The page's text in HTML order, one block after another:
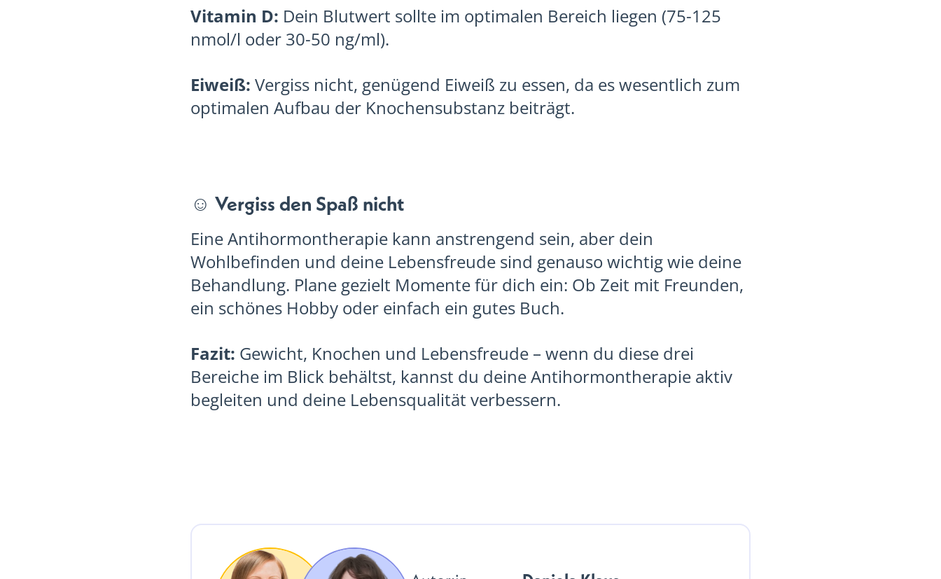
Vitamin D: Dein Blutwert sollte im optimalen Bereich liegen (75-125
nmol/l oder 30-50 ng/ml).
Eiweiß: Vergiss nicht, genügend Eiweiß zu essen, da es wesentlich zum
optimalen Aufbau der Knochensubstanz beiträgt.
☺️ Vergiss den Spaß nicht
Eine Antihormontherapie kann anstrengend sein, aber dein
Wohlbefinden und deine Lebensfreude sind genauso wichtig wie deine
Behandlung. Plane gezielt Momente für dich ein: Ob Zeit mit Freunden,
ein schönes Hobby oder einfach ein gutes Buch.
Fazit: Gewicht, Knochen und Lebensfreude – wenn du diese drei
Bereiche im Blick behältst, kannst du deine Antihormontherapie aktiv
begleiten und deine Lebensqualität verbessern.